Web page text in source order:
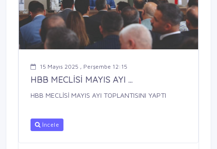
15 Mayıs 2025 , Perşembe 12:15
HBB MECLİSİ MAYIS AYI ...
HBB MECLİSİ MAYIS AYI TOPLANTISINI YAPTI
İncele